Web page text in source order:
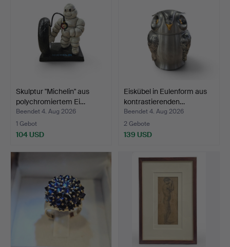
Skulptur "Michelin" aus
polychromiertem Ei…
Beendet 4. Aug 2026
1 Gebot
104 USD
Eiskübel in Eulenform aus
kontrastierenden…
Beendet 4. Aug 2026
2 Gebote
139 USD